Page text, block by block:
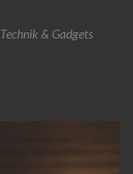
Technik & Gadgets